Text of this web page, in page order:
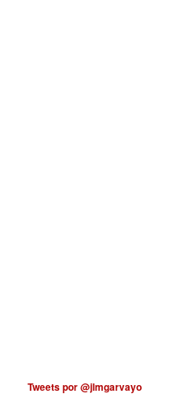
Tweets por @jlmgarvayo